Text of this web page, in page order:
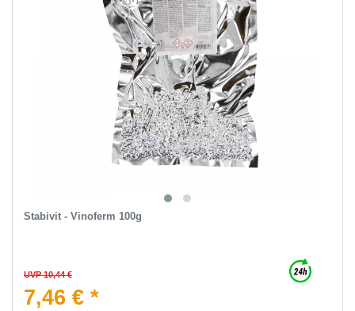
Stabivit - Vinoferm 100g
UVP 10,44 €
7,46 € *